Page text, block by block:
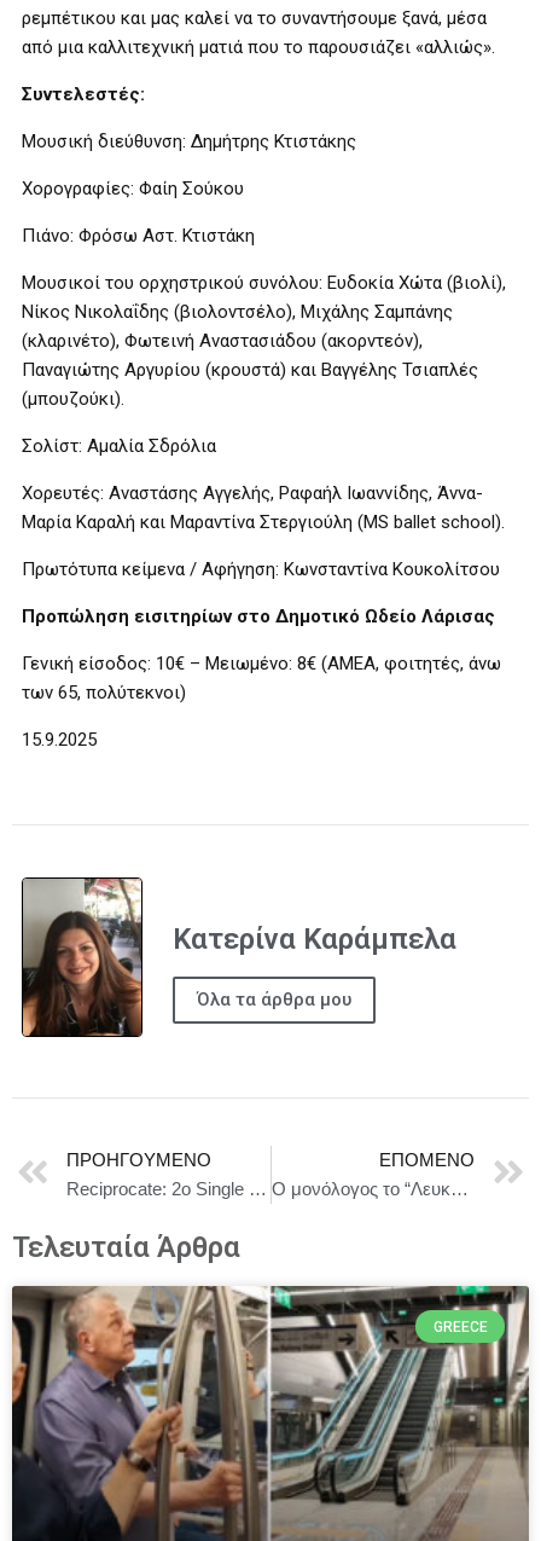
ρεμπέτικου και μας καλεί να το συναντήσουμε ξανά, μέσα
από μια καλλιτεχνική ματιά που το παρουσιάζει «αλλιώς».
Συντελεστές:
Μουσική διεύθυνση: Δημήτρης Κτιστάκης
Χορογραφίες: Φαίη Σούκου
Πιάνο: Φρόσω Αστ. Κτιστάκη
Μουσικοί του ορχηστρικού συνόλου: Ευδοκία Χώτα (βιολί),
Νίκος Νικολαΐδης (βιολοντσέλο), Μιχάλης Σαμπάνης
(κλαρινέτο), Φωτεινή Αναστασιάδου (ακορντεόν),
Παναγιώτης Αργυρίου (κρουστά) και Βαγγέλης Τσιαπλές
(μπουζούκι).
Σολίστ: Αμαλία Σδρόλια
Χορευτές: Αναστάσης Αγγελής, Ραφαήλ Ιωαννίδης, Άννα-
Μαρία Καραλή και Μαραντίνα Στεργιούλη (MS ballet school).
Πρωτότυπα κείμενα / Αφήγηση: Κωνσταντίνα Κουκολίτσου
Προπώληση εισιτηρίων στο Δημοτικό Ωδείο Λάρισας
Γενική είσοδος: 10€ – Μειωμένο: 8€ (ΑΜΕΑ, φοιτητές, άνω
των 65, πολύτεκνοι)
15.9.2025
Κατερίνα Καράμπελα
Όλα τα άρθρα μου
ΠΡΟΗΓΟΎΜΕΝΟ
Reciprocate: 2ο Single από τους Electric Litany
ΕΠΌΜΕΝΟ
Ο μονόλογος το “Λευκό” του Π. Τσακαλίδη μετέχει στο Alabama Int’l Fringe Festival 2025
Τελευταία Άρθρα
GREECE